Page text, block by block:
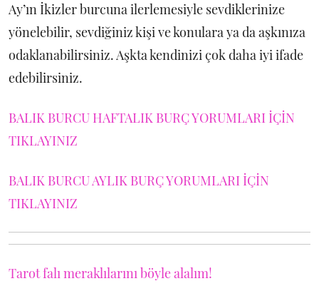
Ay’ın İkizler burcuna ilerlemesiyle sevdiklerinize
yönelebilir, sevdiğiniz kişi ve konulara ya da aşkınıza
odaklanabilirsiniz. Aşkta kendinizi çok daha iyi ifade
edebilirsiniz.
BALIK BURCU HAFTALIK BURÇ YORUMLARI İÇİN
TIKLAYINIZ
BALIK BURCU AYLIK BURÇ YORUMLARI İÇİN
TIKLAYINIZ
Tarot falı meraklılarını böyle alalım!